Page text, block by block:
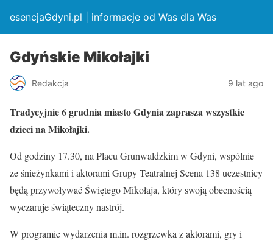
esencjaGdyni.pl | informacje od Was dla Was
Gdyńskie Mikołajki
Redakcja 9 lat ago
Tradycyjnie 6 grudnia miasto Gdynia zaprasza wszystkie
dzieci na Mikołajki.
Od godziny 17.30, na Placu Grunwaldzkim w Gdyni, wspólnie
ze śnieżynkami i aktorami Grupy Teatralnej Scena 138 uczestnicy
będą przywoływać Świętego Mikołaja, który swoją obecnością
wyczaruje świąteczny nastrój.
W programie wydarzenia m.in. rozgrzewka z aktorami, gry i